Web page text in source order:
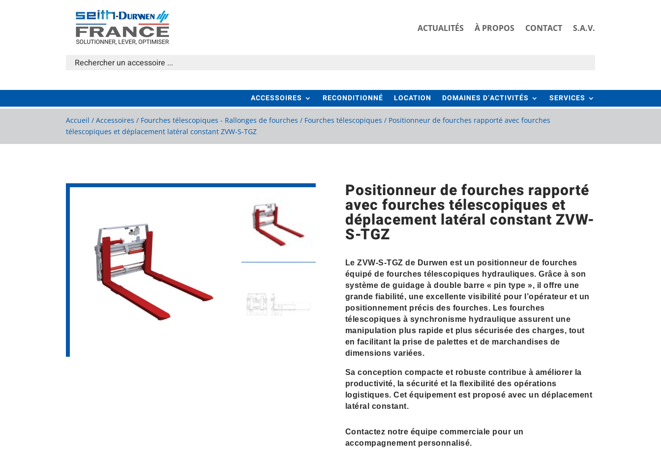
ACTUALITÉS À PROPOS CONTACT S.A.V.
ACCESSOIRES RECONDITIONNÉ LOCATION DOMAINES D’ACTIVITÉS SERVICES
Accueil /Accessoires / Fourches télescopiques - Rallonges de fourches / Fourches télescopiques / Positionneur de fourches rapporté avec fourches
télescopiques et déplacement latéral constant ZVW-S-TGZ
Positionneur de fourches rapporté
avec fourches télescopiques et
déplacement latéral constant ZVW-
S-TGZ
Le ZVW-S-TGZ de Durwen est un positionneur de fourches
équipé de fourches télescopiques hydrauliques. Grâce à son
système de guidage à double barre « pin type », il offre une
grande fiabilité, une excellente visibilité pour l’opérateur et un
positionnement précis des fourches. Les fourches
télescopiques à synchronisme hydraulique assurent une
manipulation plus rapide et plus sécurisée des charges, tout
en facilitant la prise de palettes et de marchandises de
dimensions variées.
Sa conception compacte et robuste contribue à améliorer la
productivité, la sécurité et la flexibilité des opérations
logistiques. Cet équipement est proposé avec un déplacement
latéral constant.
Contactez notre équipe commerciale pour un
accompagnement personnalisé.